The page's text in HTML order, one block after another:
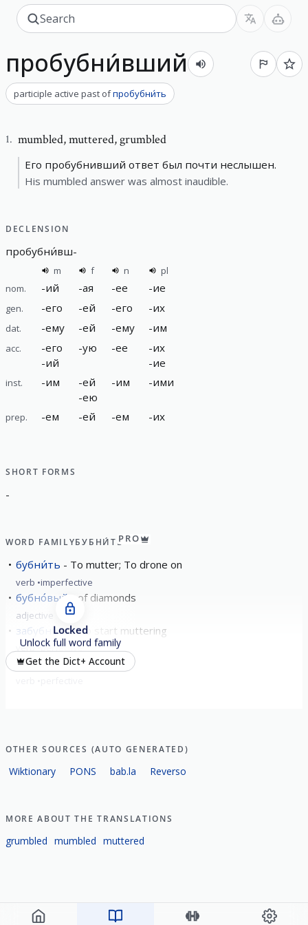
пробубни́вший
participle active past ofпробубни́ть
1. mumbled,muttered, grumbled
Его пробубнивший ответ был почти неслышен.
His mumbled answer was almost inaudible.
DECLENSION
пробубни́вш-
m f n
pl
nom.
-ий -ая -ее -ие
gen. -его -ей -его -их
dat. -ему -ей -ему -им
acc. -его
-ий
-ую -ее -их
-ие
inst. -им -ей
-ею
-им -ими
prep. -ем -ей -ем -их
SHORT FORMS
-
WORD FAMILYБУБНИ́ТЬPRO
бубни́ть To mutter; To drone on
verb imperfective
бубно́вый of diamonds
adjective
забубнить to start muttering
verb perfective
пробубни́ть mutter
Locked
Unlock full word family
Get the Dict+ Account
OTHER SOURCES (AUTO GENERATED)
Wiktionary PONS bab.la Reverso
MORE ABOUT THE TRANSLATIONS
grumbled mumbled muttered